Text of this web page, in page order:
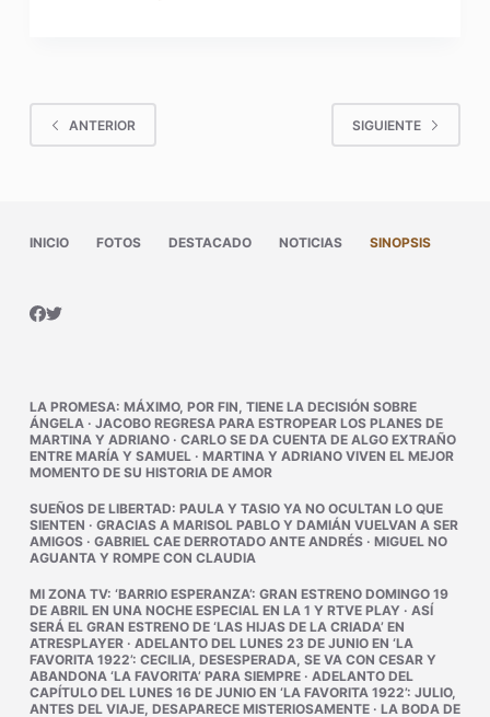
ANTERIOR SIGUIENTE
INICIO FOTOS DESTACADO NOTICIAS SINOPSIS
LA PROMESA: MÁXIMO, POR FIN, TIENE LA DECISIÓN SOBRE
ÁNGELA· JACOBO REGRESA PARA ESTROPEAR LOS PLANES DE
MARTINA Y ADRIANO· CARLO SE DA CUENTA DE ALGO EXTRAÑO
ENTRE MARÍA Y SAMUEL· MARTINA Y ADRIANO VIVEN EL MEJOR
MOMENTO DE SU HISTORIA DE AMOR
SUEÑOS DE LIBERTAD: PAULA Y TASIO YA NO OCULTAN LO QUE
SIENTEN · GRACIAS A MARISOL PABLO Y DAMIÁN VUELVAN A SER
AMIGOS· GABRIEL CAE DERROTADO ANTE ANDRÉS· MIGUEL NO
AGUANTA Y ROMPE CON CLAUDIA
MI ZONA TV: ‘BARRIO ESPERANZA’: GRAN ESTRENO DOMINGO 19
DE ABRIL EN UNA NOCHE ESPECIAL EN LA 1 Y RTVE PLAY · ASÍ
SERÁ EL GRAN ESTRENO DE ‘LAS HIJAS DE LA CRIADA’ EN
ATRESPLAYER· ADELANTO DEL LUNES 23 DE JUNIO EN ‘LA
FAVORITA 1922’: CECILIA, DESESPERADA, SE VA CON CESAR Y
ABANDONA ‘LA FAVORITA’ PARA SIEMPRE· ADELANTO DEL
CAPÍTULO DEL LUNES 16 DE JUNIO EN ‘LA FAVORITA 1922’: JULIO,
ANTES DEL VIAJE, DESAPARECE MISTERIOSAMENTE· LA BODA DE